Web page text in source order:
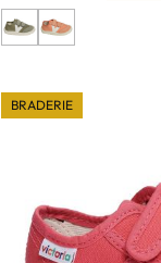
BRADERIE